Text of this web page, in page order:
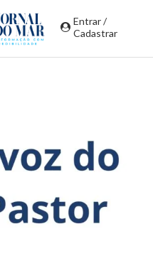
Entrar /
Cadastrar